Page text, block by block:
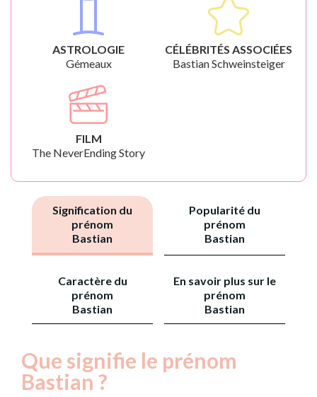
ASTROLOGIE
Gémeaux
CÉLÉBRITÉS ASSOCIÉES
Bastian Schweinsteiger
FILM
The NeverEnding Story
Signification du
prénom
Bastian
Popularité du
prénom
Bastian
Caractère du
prénom
Bastian
En savoir plus sur le
prénom
Bastian
Que signifie le prénom
Bastian ?